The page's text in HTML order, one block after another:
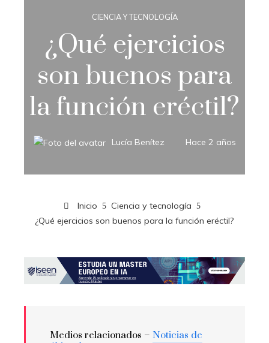
CIENCIA Y TECNOLOGÍA
¿Qué ejercicios
son buenos para
la función eréctil?
Lucía Benítez Hace 2 años
Inicio
Ciencia y tecnología
¿Qué ejercicios son buenos para la función eréctil?
Medios relacionados – Noticias de